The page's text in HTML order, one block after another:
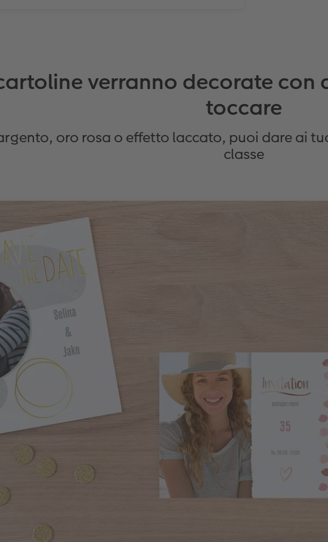
verranno decorate
toccare
oro rosa o effetto laccato, puoi dare ai
classe